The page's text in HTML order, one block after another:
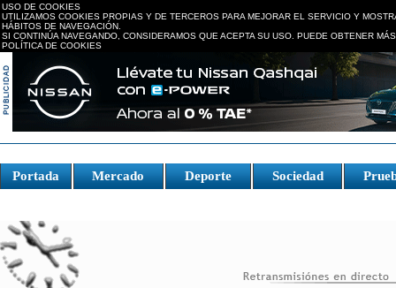
USO DE COOKIES
UTILIZAMOS COOKIES PROPIAS Y DE TERCEROS PARA MEJORAR EL SERVICIO Y
HÁBITOS DE NAVEGACIÓN.
SI CONTINÚA NAVEGANDO, CONSIDERAMOS QUE ACEPTA SU USO. PUEDE OBTENER
POLÍTICA DE COOKIES
Portada Mercado Deporte Sociedad